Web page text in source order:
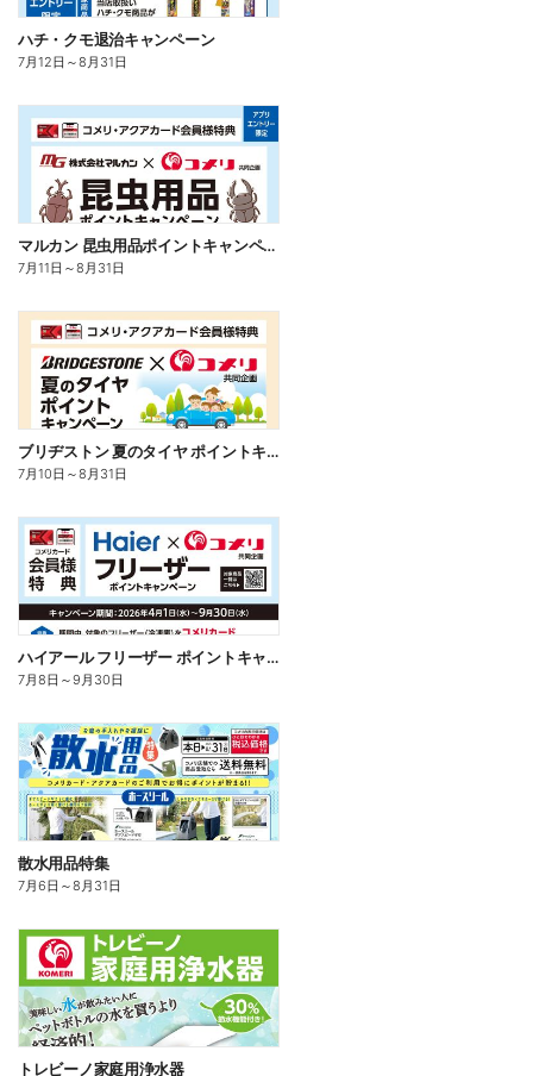
ハチ・クモ退治キャンペーン
7月12日 ～8月31日
マルカン 昆虫用品ポイントキャンペーン
7月11日 ～8月31日
ブリヂストン 夏のタイヤ ポイントキャンペーン
7月10日 ～8月31日
ハイアール フリーザー ポイントキャンペーン
7月8日 ～9月30日
散水用品特集
7月6日 ～8月31日
トレビーノ家庭用浄水器